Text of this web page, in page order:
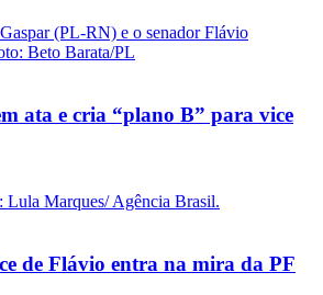
ata e cria “plano B” para vice
de Flávio entra na mira da PF